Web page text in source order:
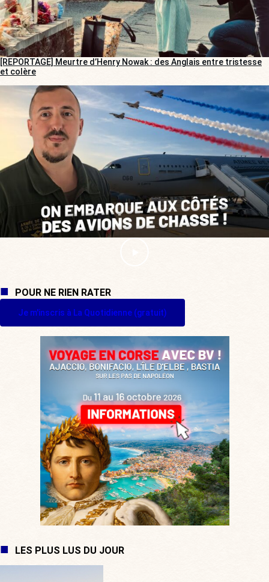
[REPORTAGE] Meurtre d’Henry Nowak : des Anglais entre tristesse
et colère
POUR NE RIEN RATER
Je m'inscris à La Quotidienne (gratuit)
LES PLUS LUS DU JOUR